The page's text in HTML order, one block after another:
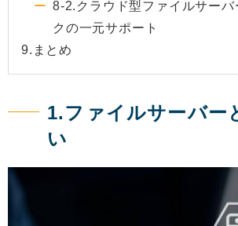
8-2.クラウド型ファイルサーバ
クの一元サポート
9.まとめ
1.ファイルサーバー
い